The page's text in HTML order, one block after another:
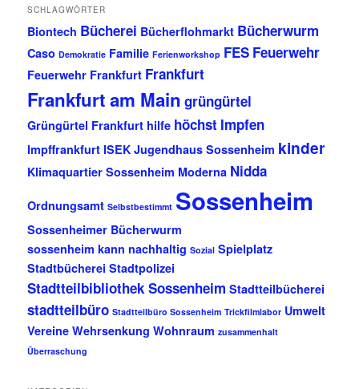
SCHLAGWÖRTER
Biontech Bücherei Bücherflohmarkt Bücherwurm
Caso Demokratie Familie Ferienworkshop FES Feuerwehr
Feuerwehr Frankfurt Frankfurt
Frankfurt am Main grüngürtel
Grüngürtel Frankfurt hilfe höchst Impfen
Impffrankfurt ISEK Jugendhaus Sossenheim kinder
Klimaquartier Sossenheim Moderna Nidda
Ordnungsamt Selbstbestimmt Sossenheim
Sossenheimer Bücherwurm
sossenheim kann nachhaltig Sozial Spielplatz
Stadtbücherei Stadtpolizei
Stadtteilbibliothek Sossenheim Stadtteilbücherei
stadtteilbüro Stadtteilbüro Sossenheim Trickfilmlabor Umwelt
Vereine Wehrsenkung Wohnraum zusammenhalt
Überraschung